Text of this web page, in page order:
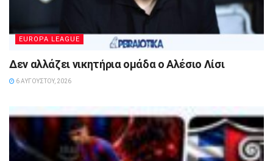
EUROPA LEAGUE
Δεν αλλάζει νικητήρια ομάδα ο Αλέσιο Λίσι
6 ΑΥΓΟΎΣΤΟΥ, 2026